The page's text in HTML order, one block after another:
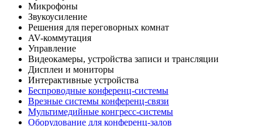
Микрофоны
Звукоусиление
Решения для переговорных комнат
AV-коммутация
Управление
Видеокамеры, устройства записи и трансляции
Дисплеи и мониторы
Интерактивные устройства
Беспроводные конференц-системы
Врезные системы конференц-связи
Мультимедийные конгресс-системы
Оборудование для конференц-залов